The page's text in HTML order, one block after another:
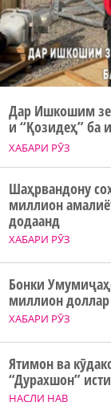
ХАБАРИ РӮЗ
Дар Ишкошим
и “Қозидеҳ” ба
ХАБАРИ РӮЗ
Шаҳрвандону
миллион
додаанд
ХАБАРИ РӮЗ
Бонки
миллион доллар
НАСЛИ НАВ
Ятимон ва
“Дурахшон”